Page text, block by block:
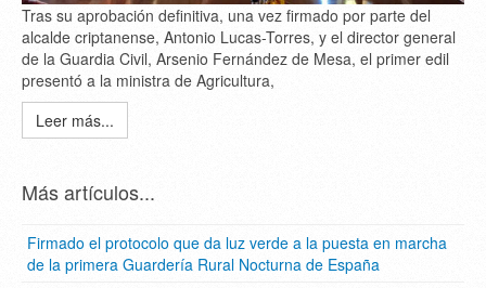
Tras su aprobación definitiva, una vez firmado por parte del
alcalde criptanense, Antonio Lucas-Torres, y el director general
de la Guardia Civil, Arsenio Fernández de Mesa, el primer edil
presentó a la ministra de Agricultura,
Leer más...
Más artículos...
Firmado el protocolo que da luz verde a la puesta en marcha
de la primera Guardería Rural Nocturna de España